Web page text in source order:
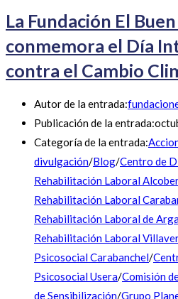
La Fundación El
conmemora el Día
contra el Cambio
Autor de la entrada:
Publicación de la entrada:
Categoría de la entrada:
divulgación/Blog/Centro de
Rehabilitación Laboral
Rehabilitación Laboral
Rehabilitación Laboral de
Rehabilitación Laboral
Psicosocial Carabanchel/
Psicosocial Usera/Comisión
de Sensibilización/Grupo